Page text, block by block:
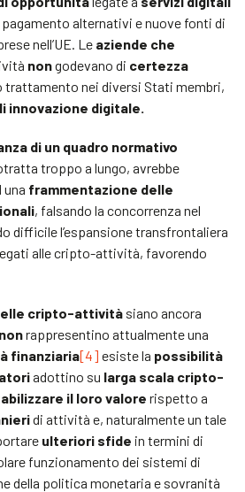
alternativi e nuove fonti di
nell’UE. Le aziende che
nongodevano di certezza
trattamento nei diversi Stati membri,
innovazione digitale.
di un quadro normativo
troppo a lungo, avrebbe
frammentazione delle
, falsando la concorrenza nel
difficile l’espansione transfrontaliera
alle cripto-attività, favorendo
cripto-attività siano ancora
nonrappresentino attualmente una
finanziaria[4] esiste la possibilità
adottino su larga scala cripto-
il loro valore rispetto a
di attività e, naturalmente un tale
ulteriori sfide in termini di
funzionamento dei sistemi di
della politica monetaria e sovranità